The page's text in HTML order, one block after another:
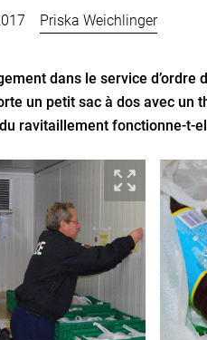
Priska Weichlinger
dans le service d’ordre
un petit sac à dos avec
ravitaillement fonctionne-t-